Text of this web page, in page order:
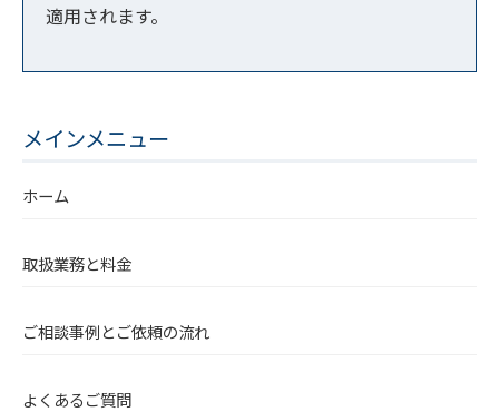
適用されます。
メインメニュー
ホーム
取扱業務と料金
ご相談事例とご依頼の流れ
よくあるご質問